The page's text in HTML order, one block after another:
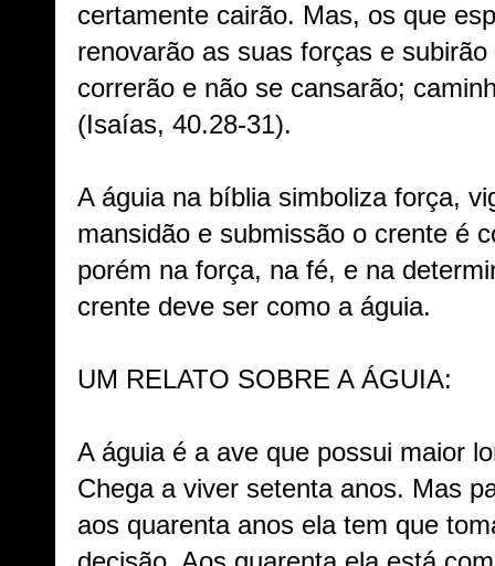
certamente cairão. Mas, os que
renovarão as suas forças e
correrão e não se cansarão;
(Isaías, 40.28-31).
A águia na bíblia simboliza força,
mansidão e submissão o crente é
porém na força, na fé, e na
crente deve ser como a águia.
UM RELATO SOBRE A ÁGUIA:
A águia é a ave que possui maior
Chega a viver setenta anos. Mas
aos quarenta anos ela tem que